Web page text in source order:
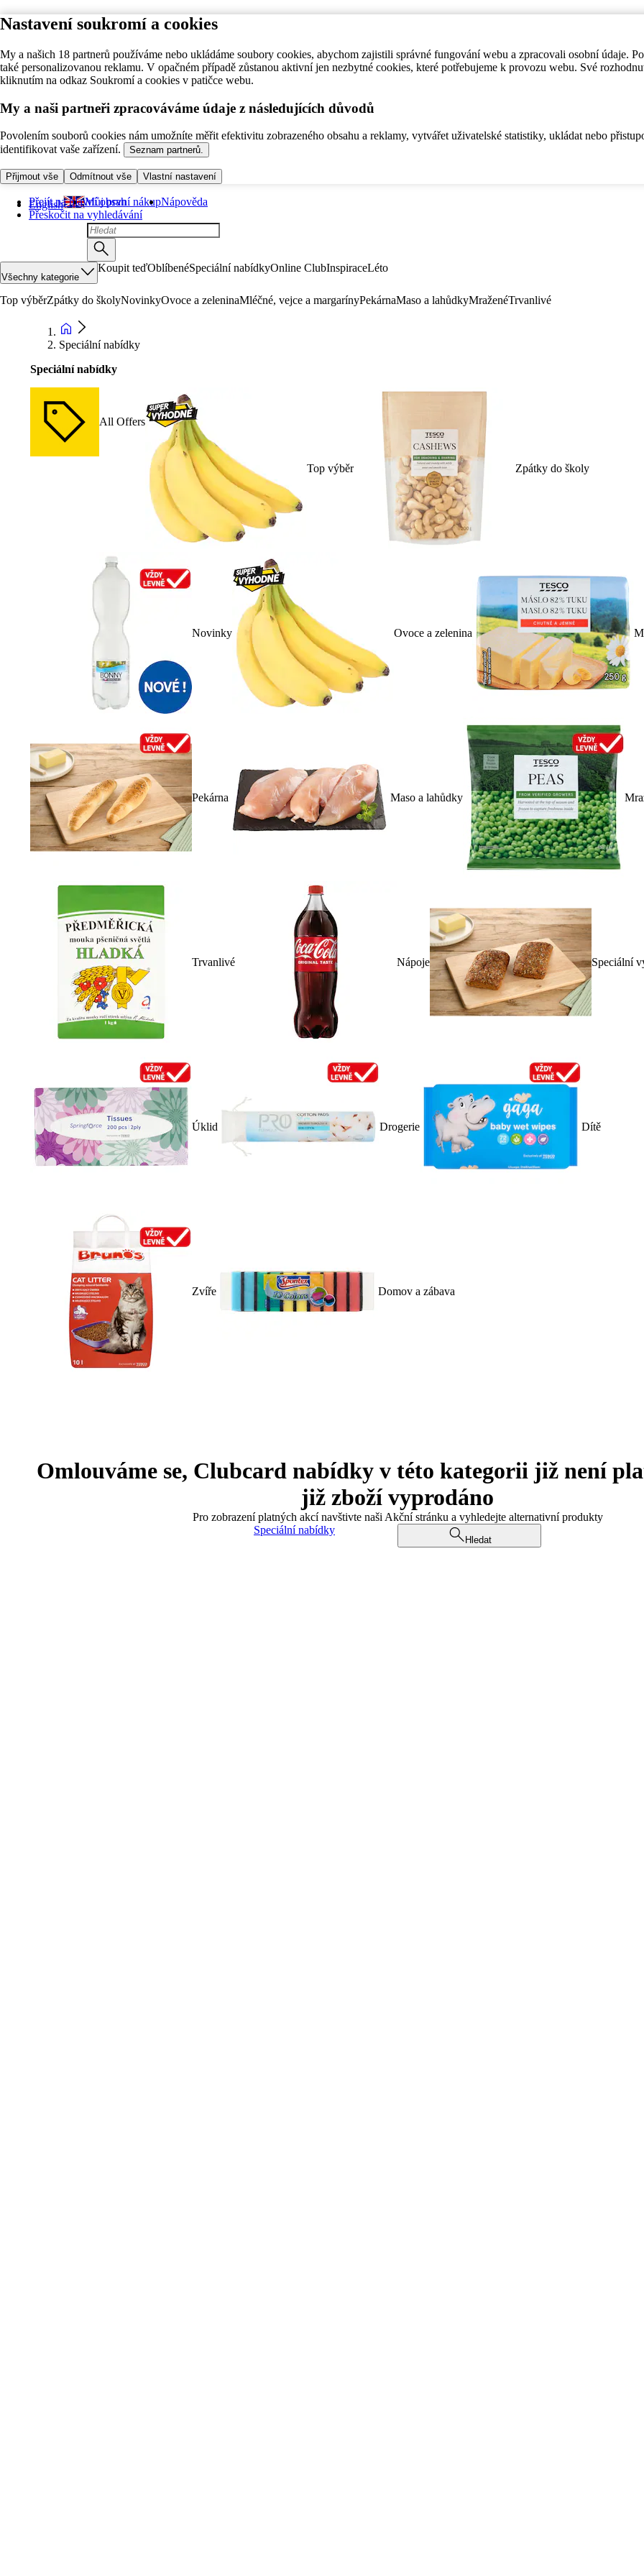
Nastavení soukromí a cookies
My a našich 18 partnerů používáme nebo ukládáme soubory cookies, abychom zajistili správné fungování webu a zpracovali osobní údaje.
také personalizovanou reklamu. V opačném případě zůstanou aktivní jen nezbytné cookies, které potřebujeme k provozu webu. Své
kliknutím na odkaz Soukromí a cookies v patičce webu.
My a naši partneři zpracováváme údaje z následujících důvodů
Povolením souborů cookies nám umožníte měřit efektivitu zobrazeného obsahu a reklamy, vytvářet uživatelské statistiky, ukládat nebo
identifikovat vaše zařízení.
Seznam partnerů.
Přijmout vše Odmítnout vše Vlastní nastavení
Přejít na hlavní obsah
Přeskočit na vyhledávání
English Můj první nákupNápověda
Všechny kategorie
Koupit teďOblíbenéSpeciální nabídkyOnline ClubInspiraceLéto
Top výběrZpátky do školyNovinkyOvoce a zeleninaMléčné, vejce a margarínyPekárnaMaso a lahůdkyMraženéTrvanlivé
Speciální nabídky
Speciální nabídky
All Offers
Top výběr Zpátky do školy
Novinky Ovoce a zelenina
Pekárna Maso a lahůdky
Trvanlivé Nápoje Speciální
Úklid Drogerie Dítě
Zvíře Domov a zábava
Omlouváme se, Clubcard nabídky v této kategorii již není
již zboží vyprodáno
Pro zobrazení platných akcí navštivte naši Akční stránku a vyhledejte alternativní produkty
Speciální nabídky
Hledat